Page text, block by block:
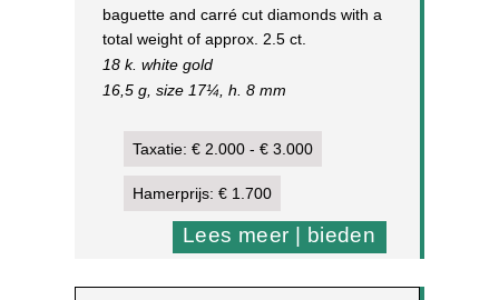
baguette and carré cut diamonds with a
total weight of approx. 2.5 ct.
18 k. white gold
16,5 g, size 17¼, h. 8 mm
Taxatie: € 2.000 - € 3.000
Hamerprijs: € 1.700
Lees meer | bieden